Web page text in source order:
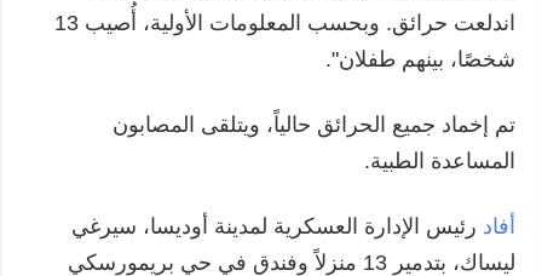
اندلعت حرائق. وبحسب المعلومات الأولية، أُصيب 13
شخصًا، بينهم طفلان".
تم إخماد جميع الحرائق حالياً، ويتلقى المصابون
المساعدة الطبية.
أفاد رئيس الإدارة العسكرية لمدينة أوديسا، سيرغي
ليساك، بتدمير 13 منزلاً وفندق في حي بريمورسكي